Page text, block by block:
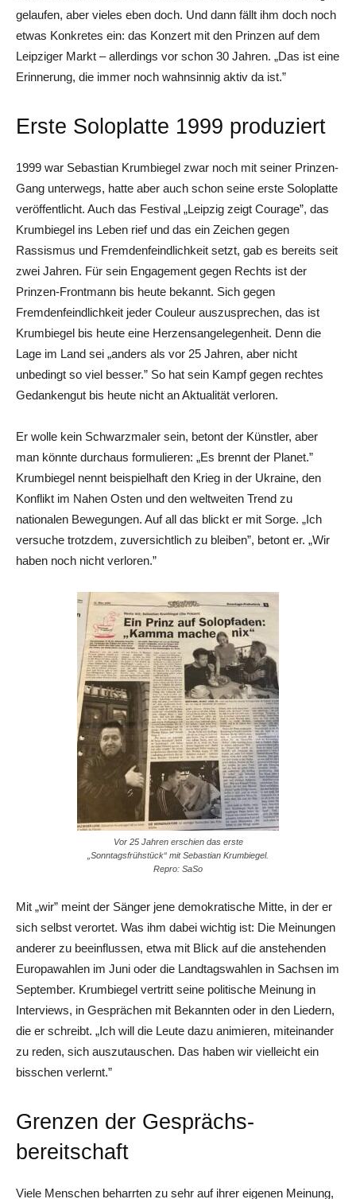
gelaufen, aber vieles eben doch. Und dann fällt ihm doch noch
etwas Konkretes ein: das Konzert mit den Prinzen auf dem
Leipziger Markt – allerdings vor schon 30 Jahren. „Das ist eine
Erinnerung, die immer noch wahnsinnig aktiv da ist.”
Erste Soloplatte 1999 produziert
1999 war Sebastian Krumbiegel zwar noch mit seiner Prinzen-
Gang unterwegs, hatte aber auch schon seine erste Soloplatte
veröffentlicht. Auch das Festival „Leipzig zeigt Courage”, das
Krumbiegel ins Leben rief und das ein Zeichen gegen
Rassismus und Fremdenfeindlichkeit setzt, gab es bereits seit
zwei Jahren. Für sein Engagement gegen Rechts ist der
Prinzen-Frontmann bis heute bekannt. Sich gegen
Fremdenfeindlichkeit jeder Couleur auszusprechen, das ist
Krumbiegel bis heute eine Herzensangelegenheit. Denn die
Lage im Land sei „anders als vor 25 Jahren, aber nicht
unbedingt so viel besser.” So hat sein Kampf gegen rechtes
Gedankengut bis heute nicht an Aktualität verloren.
Er wolle kein Schwarzmaler sein, betont der Künstler, aber
man könnte durchaus formulieren: „Es brennt der Planet.”
Krumbiegel nennt beispielhaft den Krieg in der Ukraine, den
Konflikt im Nahen Osten und den weltweiten Trend zu
nationalen Bewegungen. Auf all das blickt er mit Sorge. „Ich
versuche trotzdem, zuversichtlich zu bleiben”, betont er. „Wir
haben noch nicht verloren.”
Vor 25 Jahren erschien das erste
„Sonntagsfrühstück“ mit Sebastian Krumbiegel.
Repro: SaSo
Mit „wir” meint der Sänger jene demokratische Mitte, in der er
sich selbst verortet. Was ihm dabei wichtig ist: Die Meinungen
anderer zu beeinflussen, etwa mit Blick auf die anstehenden
Europawahlen im Juni oder die Landtagswahlen in Sachsen im
September. Krumbiegel vertritt seine politische Meinung in
Interviews, in Gesprächen mit Bekannten oder in den Liedern,
die er schreibt. „Ich will die Leute dazu animieren, miteinander
zu reden, sich auszutauschen. Das haben wir vielleicht ein
bisschen verlernt.”
Grenzen der Gesprächs­
bereitschaft
Viele Menschen beharrten zu sehr auf ihrer eigenen Meinung,